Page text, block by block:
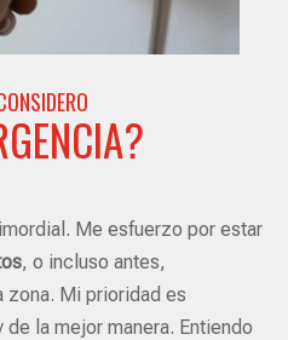
Me esfuerzo por estar
, o incluso antes,
zona. Mi prioridad es
la mejor manera. Entiendo